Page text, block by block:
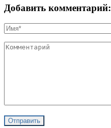
Добавить комментарий: